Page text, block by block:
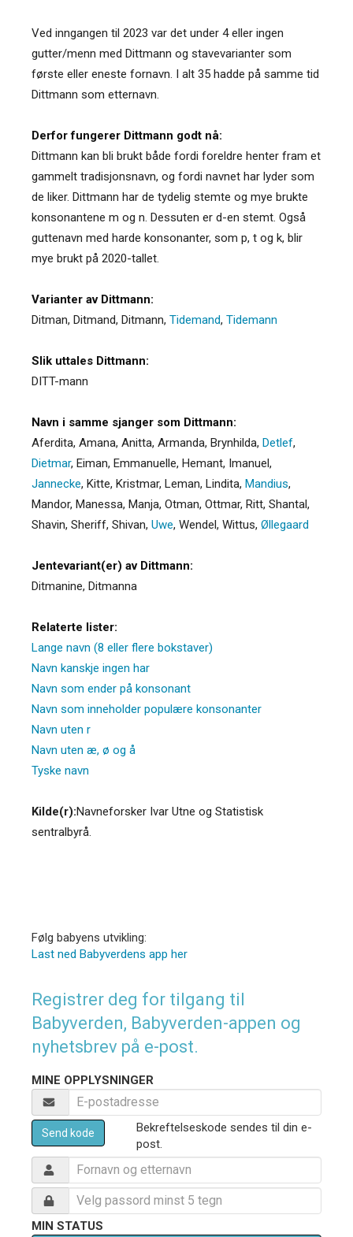
Ved inngangen til 2023 var det under 4 eller ingen
gutter/menn med Dittmann og stavevarianter som
første eller eneste fornavn. I alt 35 hadde på samme tid
Dittmann som etternavn.
Derfor fungerer Dittmann godt nå:
Dittmann kan bli brukt både fordi foreldre henter fram et
gammelt tradisjonsnavn, og fordi navnet har lyder som
de liker. Dittmann har de tydelig stemte og mye brukte
konsonantene m og n. Dessuten er d-en stemt. Også
guttenavn med harde konsonanter, som p, t og k, blir
mye brukt på 2020-tallet.
Varianter av Dittmann:
Ditman, Ditmand, Ditmann, Tidemand, Tidemann
Slik uttales Dittmann:
DITT-mann
Navn i samme sjanger som Dittmann:
Aferdita, Amana, Anitta, Armanda, Brynhilda, Detlef,
Dietmar, Eiman, Emmanuelle, Hemant, Imanuel,
Jannecke, Kitte, Kristmar, Leman, Lindita, Mandius,
Mandor, Manessa, Manja, Otman, Ottmar, Ritt, Shantal,
Shavin, Sheriff, Shivan, Uwe, Wendel, Wittus, Øllegaard
Jentevariant(er) av Dittmann:
Ditmanine, Ditmanna
Relaterte lister:
Lange navn (8 eller flere bokstaver)
Navn kanskje ingen har
Navn som ender på konsonant
Navn som inneholder populære konsonanter
Navn uten r
Navn uten æ, ø og å
Tyske navn
Kilde(r):Navneforsker Ivar Utne og Statistisk
sentralbyrå.
Følg babyens utvikling:
Last ned Babyverdens app her
Registrer deg for tilgang til
Babyverden, Babyverden-appen og
nyhetsbrev på e-post.
MINE OPPLYSNINGER
Send kode
Bekreftelseskode sendes til din e-
post.
MIN STATUS